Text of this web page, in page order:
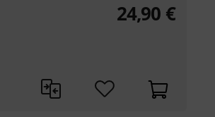
24,90 €